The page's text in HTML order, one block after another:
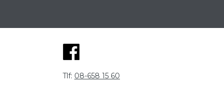
Tlf: 08-658 15 60